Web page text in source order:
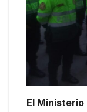
El Ministerio